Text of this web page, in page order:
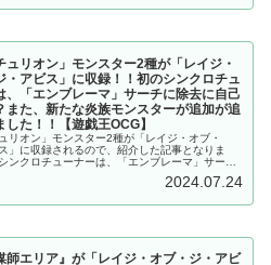
ュリオン」モンスター2種が「レイジ・
・アビス」に収録！！初のシンクロチュ
、「エンブレーマ」サーチに除去に自己
また、新たな炎族モンスターが追加が追
した！！【遊戯王OCG】
リオン」モンスター2種が「レイジ・オブ・
」に収録されるので、紹介した記事となりま
ンクロチューナーは、「エンブレーマ」サーチ
ました！！【遊戯王OCG】
2024.07.24
師エリア』が「レイジ・オブ・ジ・アビ